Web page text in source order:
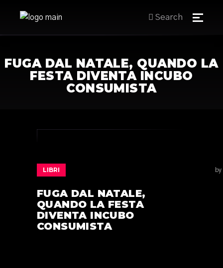
Search
FUGA DAL NATALE, QUANDO LA
FESTA DIVENTA INCUBO
CONSUMISTA
LIBRI by
FUGA DAL NATALE,
QUANDO LA FESTA
DIVENTA INCUBO
CONSUMISTA